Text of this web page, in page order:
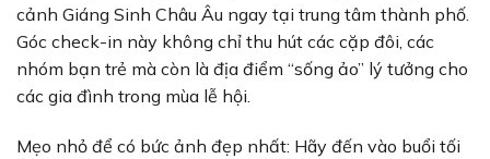
cảnh Giáng Sinh Châu Âu ngay tại trung tâm thành phố.
Góc check-in này không chỉ thu hút các cặp đôi, các
nhóm bạn trẻ mà còn là địa điểm “sống ảo” lý tưởng cho
các gia đình trong mùa lễ hội.
Mẹo nhỏ để có bức ảnh đẹp nhất: Hãy đến vào buổi tối